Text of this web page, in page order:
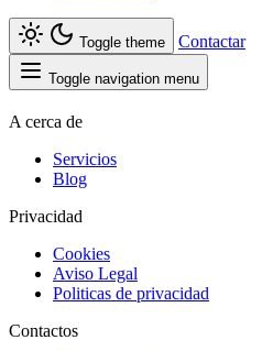
Toggle theme Contactar
Toggle navigation menu
A cerca de
Servicios
Blog
Privacidad
Cookies
Aviso Legal
Politicas de privacidad
Contactos